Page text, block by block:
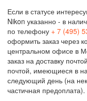
Если в статусе
Nikon указанно - в
по телефону + 7 (495)
оформить заказ через
центральном офисе в
заказ на доставку
почтой, имеющиеся в
следующий день (на
частичная предоплата).